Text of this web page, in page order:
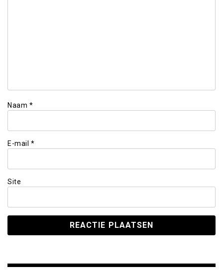
Naam *
E-mail *
Site